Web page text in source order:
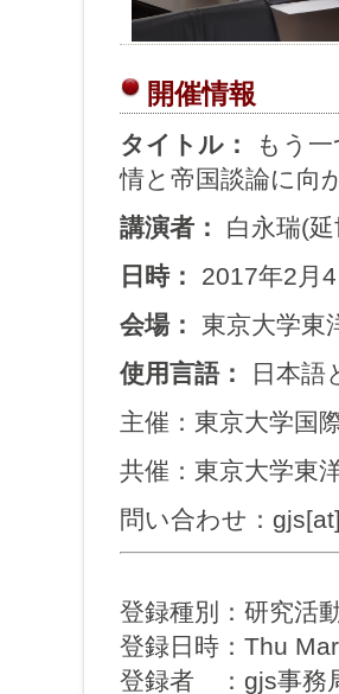
開催情報
タイトル：
もう
情と帝国談論に向
講演者：
白永瑞(
日時：
2017年2月
会場：
東京大学東
使用言語：
日本語
主催：東京大学国
共催：東京大学東
問い合わせ：
登録種別：研究活
登録日時：Thu
登録者 ：gjs事務